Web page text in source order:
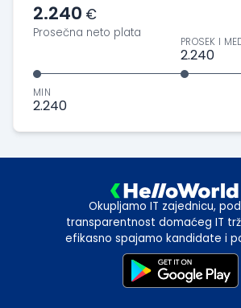
2.240 €
Prosečna neto plata
MIN
2.240
PROSEK I
2.240
Okupljamo IT zajednicu,
transparentnost domaćeg IT
efikasno spajamo kandidate i